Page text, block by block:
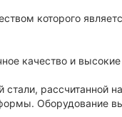
которого
качество и
стали, рассчитанной
Оборудование